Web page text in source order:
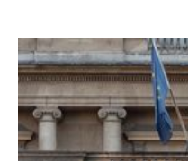
Ordonnances
de
l’article
38
de